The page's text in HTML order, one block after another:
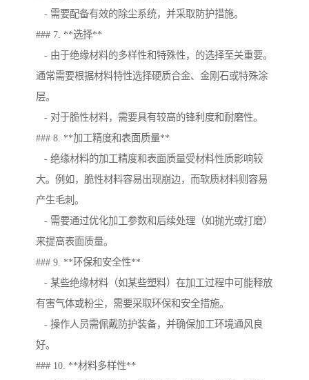
- 需要配备有效的除尘系统，并采取防护措施。
### 7. **选择**
- 由于绝缘材料的多样性和特殊性，的选择至关重要。
通常需要根据材料特性选择硬质合金、金刚石或特殊涂
层。
- 对于脆性材料，需要具有较高的锋利度和耐磨性。
### 8. **加工精度和表面质量**
- 绝缘材料的加工精度和表面质量受材料性质影响较
大。例如，脆性材料容易出现崩边，而软质材料则容易
产生毛刺。
- 需要通过优化加工参数和后续处理（如抛光或打磨）
来提高表面质量。
### 9. **环保和安全性**
- 某些绝缘材料（如某些塑料）在加工过程中可能释放
有害气体或粉尘，需要采取环保和安全措施。
- 操作人员需佩戴防护装备，并确保加工环境通风良
好。
### 10. **材料多样性**